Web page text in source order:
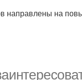
направлены на